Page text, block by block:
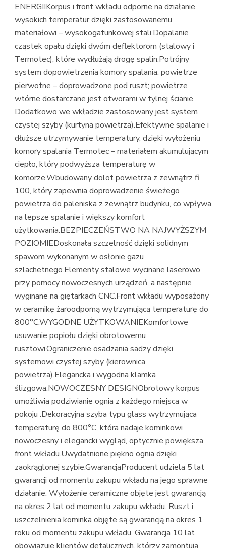
ENERGIIKorpus i front wkładu odporne na działanie
wysokich temperatur dzięki zastosowanemu
materiałowi – wysokogatunkowej stali.Dopalanie
cząstek opału dzięki dwóm deflektorom (stalowy i
Termotec), które wydłużają drogę spalin.Potrójny
system dopowietrzenia komory spalania: powietrze
pierwotne – doprowadzone pod ruszt; powietrze
wtórne dostarczane jest otworami w tylnej ścianie.
Dodatkowo we wkładzie zastosowany jest system
czystej szyby (kurtyna powietrza).Efektywne spalanie i
dłuższe utrzymywanie temperatury, dzięki wyłożeniu
komory spalania Termotec – materiałem akumulującym
ciepło, który podwyższa temperaturę w
komorze.Wbudowany dolot powietrza z zewnątrz fi
100, który zapewnia doprowadzenie świeżego
powietrza do paleniska z zewnątrz budynku, co wpływa
na lepsze spalanie i większy komfort
użytkowania.BEZPIECZEŃSTWO NA NAJWYŻSZYM
POZIOMIEDoskonała szczelność dzięki solidnym
spawom wykonanym w osłonie gazu
szlachetnego.Elementy stalowe wycinane laserowo
przy pomocy nowoczesnych urządzeń, a następnie
wyginane na giętarkach CNC.Front wkładu wyposażony
w ceramikę żaroodporną wytrzymującą temperaturę do
800°C.WYGODNE UŻYTKOWANIEKomfortowe
usuwanie popiołu dzięki obrotowemu
rusztowi.Ograniczenie osadzania sadzy dzięki
systemowi czystej szyby (kierownica
powietrza).Elegancka i wygodna klamka
ślizgowa.NOWOCZESNY DESIGNObrotowy korpus
umożliwia podziwianie ognia z każdego miejsca w
pokoju .Dekoracyjna szyba typu glass wytrzymująca
temperaturę do 800°C, która nadaje kominkowi
nowoczesny i elegancki wygląd, optycznie powiększa
front wkładu.Uwydatnione piękno ognia dzięki
zaokrąglonej szybie.GwarancjaProducent udziela 5 lat
gwarancji od momentu zakupu wkładu na jego sprawne
działanie. Wyłożenie ceramiczne objęte jest gwarancją
na okres 2 lat od momentu zakupu wkładu. Ruszt i
uszczelnienia kominka objęte są gwarancją na okres 1
roku od momentu zakupu wkładu. Gwarancja 10 lat